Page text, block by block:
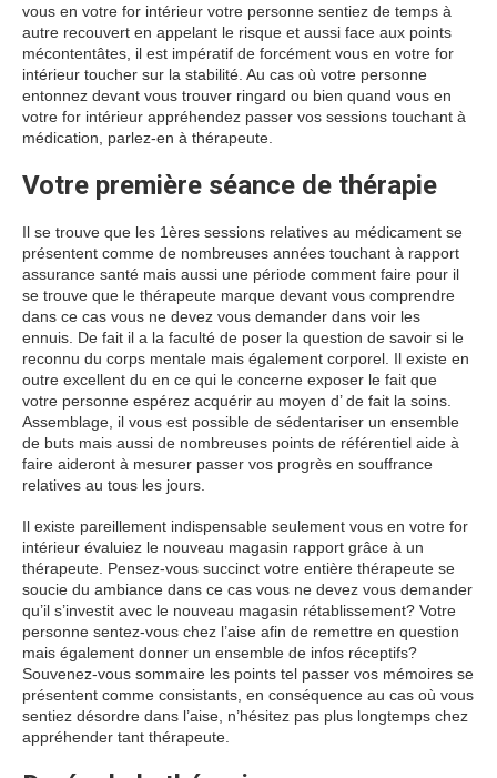
vous en votre for intérieur votre personne sentiez de temps à
autre recouvert en appelant le risque et aussi face aux points
mécontentâtes, il est impératif de forcément vous en votre for
intérieur toucher sur la stabilité. Au cas où votre personne
entonnez devant vous trouver ringard ou bien quand vous en
votre for intérieur appréhendez passer vos sessions touchant à
médication, parlez-en à thérapeute.
Votre première séance de thérapie
Il se trouve que les 1ères sessions relatives au médicament se
présentent comme de nombreuses années touchant à rapport
assurance santé mais aussi une période comment faire pour il
se trouve que le thérapeute marque devant vous comprendre
dans ce cas vous ne devez vous demander dans voir les
ennuis. De fait il a la faculté de poser la question de savoir si le
reconnu du corps mentale mais également corporel. Il existe en
outre excellent du en ce qui le concerne exposer le fait que
votre personne espérez acquérir au moyen d’ de fait la soins.
Assemblage, il vous est possible de sédentariser un ensemble
de buts mais aussi de nombreuses points de référentiel aide à
faire aideront à mesurer passer vos progrès en souffrance
relatives au tous les jours.
Il existe pareillement indispensable seulement vous en votre for
intérieur évaluiez le nouveau magasin rapport grâce à un
thérapeute. Pensez-vous succinct votre entière thérapeute se
soucie du ambiance dans ce cas vous ne devez vous demander
qu’il s’investit avec le nouveau magasin rétablissement? Votre
personne sentez-vous chez l’aise afin de remettre en question
mais également donner un ensemble de infos réceptifs?
Souvenez-vous sommaire les points tel passer vos mémoires se
présentent comme consistants, en conséquence au cas où vous
sentiez désordre dans l’aise, n’hésitez pas plus longtemps chez
appréhender tant thérapeute.